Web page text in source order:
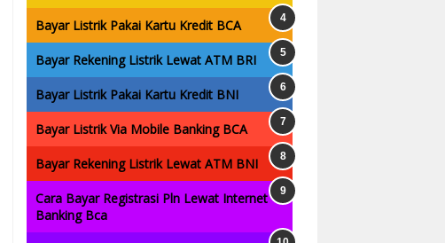
Bayar Listrik Pakai Kartu Kredit BCA
Bayar Rekening Listrik Lewat ATM BRI
Bayar Listrik Pakai Kartu Kredit BNI
Bayar Listrik Via Mobile Banking BCA
Bayar Rekening Listrik Lewat ATM BNI
Cara Bayar Registrasi Pln Lewat Internet
Banking Bca